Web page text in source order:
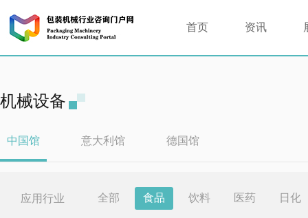
首页 资讯
机械设备
中国馆 意大利馆 德国馆
应用行业 全部 食品 饮料 医药 日化